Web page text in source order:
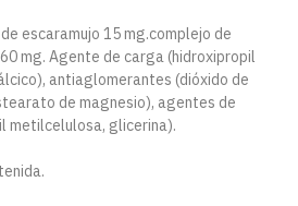
escaramujo 15 mg.complejo de
mg. Agente de carga (hidroxipropil
antiaglomerantes (dióxido de
de magnesio), agentes de
metilcelulosa, glicerina).